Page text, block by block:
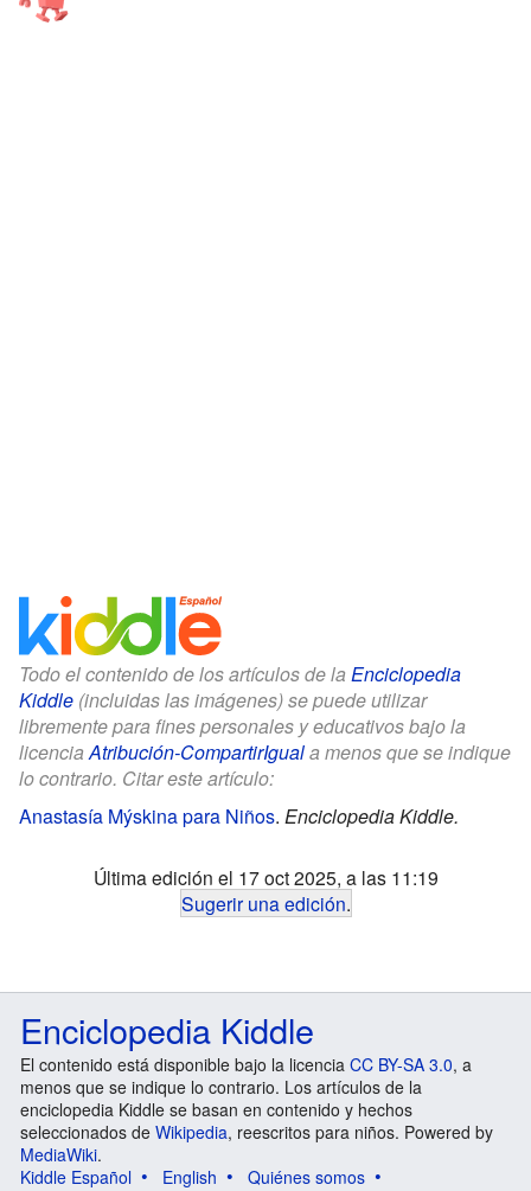
Todo el contenido de los artículos de la Enciclopedia
Kiddle (incluidas las imágenes) se puede utilizar
libremente para fines personales y educativos bajo la
licenciaAtribución-CompartirIguala menos que se indique
lo contrario. Citar este artículo:
Anastasía Mýskina para Niños. Enciclopedia Kiddle.
Última edición el 17 oct 2025, a las 11:19
Sugerir una edición.
Enciclopedia Kiddle
El contenido está disponible bajo la licencia CC BY-SA 3.0, a
menos que se indique lo contrario. Los artículos de la
enciclopedia Kiddle se basan en contenido y hechos
seleccionados de Wikipedia, reescritos para niños. Powered by
MediaWiki.
Kiddle Español
English
Quiénes somos